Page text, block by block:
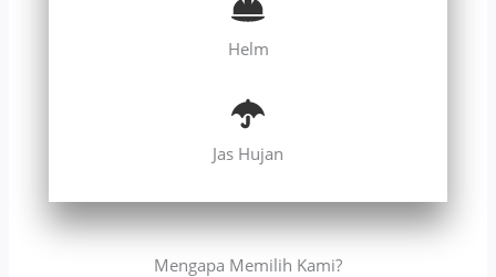
Helm
Jas Hujan
Mengapa Memilih Kami?